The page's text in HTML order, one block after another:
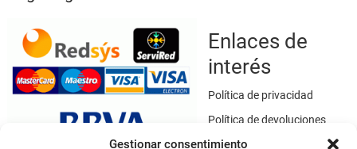
Gestionar consentimiento
Enlaces de
interés
Política de privacidad
Política de devoluciones
Política de cookies